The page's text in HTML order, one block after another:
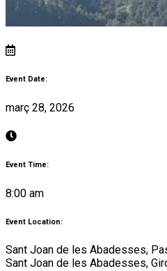
Event Date:
març 28, 2026
Event Time:
8:00 am
Event Location:
Sant Joan de les Abadesses,
Sant Joan de les Abadesses,